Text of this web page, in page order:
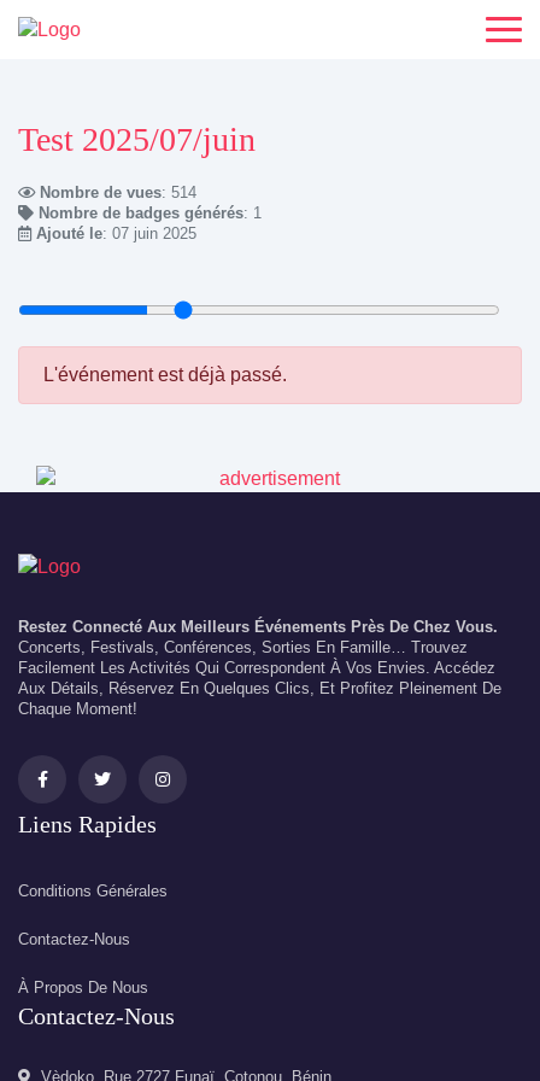
Test 2025/07/juin
Nombre de vues: 514
Nombre de badges générés: 1
Ajouté le: 07 juin 2025
L'événement est déjà passé.
Restez Connecté Aux Meilleurs Événements Près De Chez Vous.
Concerts, Festivals, Conférences, Sorties En Famille… Trouvez
Facilement Les Activités Qui Correspondent À Vos Envies. Accédez
Aux Détails, Réservez En Quelques Clics, Et Profitez Pleinement De
Chaque Moment!
Liens Rapides
Conditions Générales
Contactez-Nous
À Propos De Nous
Contactez-Nous
Vèdoko, Rue 2727 Funaï, Cotonou, Bénin